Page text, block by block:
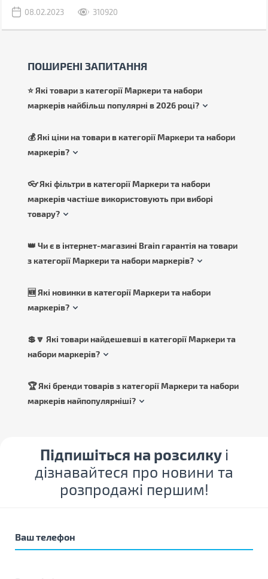
08.02.2023
310920
ПОШИРЕНІ ЗАПИТАННЯ
⭐ Які товари з категорії Маркери та набори
маркерів найбільш популярні в 2026 році?
💰 Які ціни на товари в категорії Маркери та набори
маркерів?
👓 Які фільтри в категорії Маркери та набори
маркерів частіше використовують при виборі
товару?
👑 Чи є в інтернет-магазині Brain гарантія на товари
з категорії Маркери та набори маркерів?
🆕 Які новинки в категорії Маркери та набори
маркерів?
💲🔽 Які товари найдешевші в категорії Маркери та
набори маркерів?
🏆 Які бренди товарів з категорії Маркери та набори
маркерів найпопулярніші?
Підпишіться на розсилку і
дізнавайтеся про новини та
розпродажі першим!